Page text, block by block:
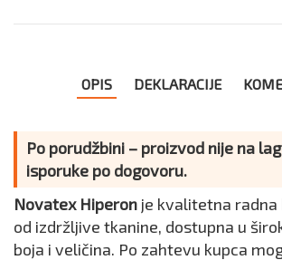
OPIS DEKLARACIJE
Po porudžbini – proizvod nije na
isporuke po dogovoru.
Novatex Hiperon je kvalitetna radna
od izdržljive tkanine, dostupna u
boja i veličina. Po zahtevu kupca